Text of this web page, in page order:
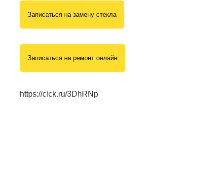
Записаться на замену стекла
Записаться на ремонт онлайн
https://clck.ru/3DhRNp